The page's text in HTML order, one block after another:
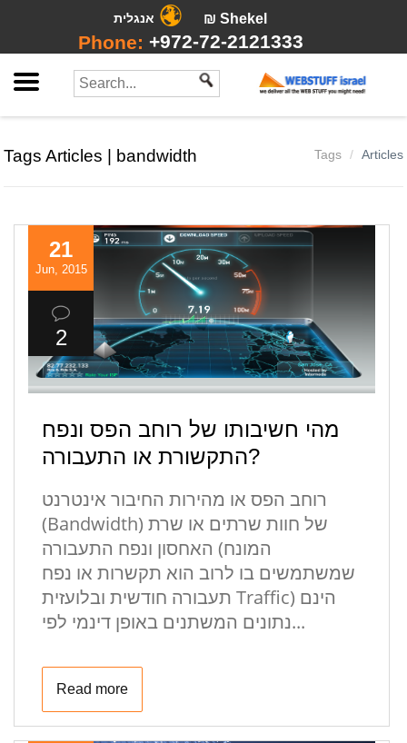
אנגלית ₪ Shekel
Phone: +972-72-2121333
Tags Articles | bandwidth Tags Articles
21
Jun, 2015
2
מהי חשיבותו של רוחב הפס ונפח
התקשורת או התעבורה?
רוחב הפס או מהירות החיבור אינטרנט
(Bandwidth) של חוות שרתים או שרת
האחסון ונפח התעבורה (המונח
שמשתמשים בו לרוב הוא תקשרות או נפח
תעבורה חודשית ובלועזית Traffic) הינם
נתונים המשתנים באופן דינמי לפי...
Read more